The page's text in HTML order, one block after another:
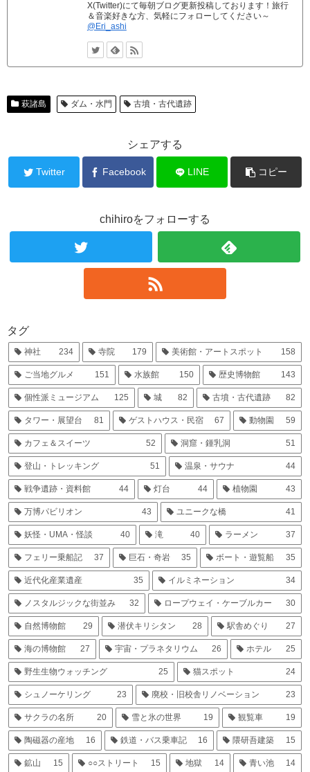
X(Twitter)にて毎朝ブログ更新投稿しております！旅行
＆音楽好きな方、気軽にフォローしてください～
@Eri_ashi
萩諸島 ダム・水門 古墳・古代遺跡
シェアする
Twitter Facebook LINE コピー
chihiroをフォローする
タグ
神社 234 寺院 179 美術館・アートスポット 158
ご当地グルメ 151 水族館 150 歴史博物館 143
個性派ミュージアム 125 城 82 古墳・古代遺跡 82
タワー・展望台 81 ゲストハウス・民宿 67 動物園 59
カフェ＆スイーツ 52 洞窟・鍾乳洞 51
登山・トレッキング 51 温泉・サウナ 44
戦争遺跡・資料館 44 灯台 44 植物園 43
万博パビリオン 43 ユニークな橋 41
妖怪・UMA・怪談 40 滝 40 ラーメン 37
フェリー乗船記 37 巨石・奇岩 35 ボート・遊覧船 35
近代化産業遺産 35 イルミネーション 34
ノスタルジックな街並み 32 ロープウェイ・ケーブルカー 30
自然博物館 29 潜伏キリシタン 28 駅舎めぐり 27
海の博物館 27 宇宙・プラネタリウム 26 ホテル 25
野生生物ウォッチング 25 猫スポット 24
シュノーケリング 23 廃校・旧校舎リノベーション 23
サクラの名所 20 雪と氷の世界 19 観覧車 19
陶磁器の産地 16 鉄道・バス乗車記 16 隈研吾建築 15
鉱山 15 ○○ストリート 15 地獄 14 青い池 14